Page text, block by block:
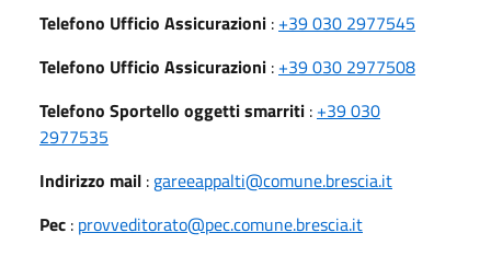
Telefono Ufficio Assicurazioni : +39 030 2977545
Telefono Ufficio Assicurazioni : +39 030 2977508
Telefono Sportello oggetti smarriti : +39 030
2977535
Indirizzo mail : gareeappalti@comune.brescia.it
Pec : provveditorato@pec.comune.brescia.it